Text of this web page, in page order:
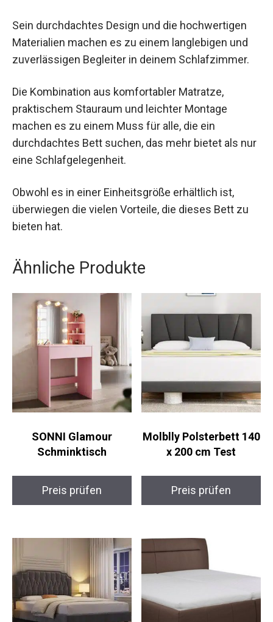
Sein durchdachtes Design und die hochwertigen
Materialien machen es zu einem langlebigen und
zuverlässigen Begleiter in deinem Schlafzimmer.
Die Kombination aus komfortabler Matratze,
praktischem Stauraum und leichter Montage
machen es zu einem Muss für alle, die ein
durchdachtes Bett suchen, das mehr bietet als nur
eine Schlafgelegenheit.
Obwohl es in einer Einheitsgröße erhältlich ist,
überwiegen die vielen Vorteile, die dieses Bett zu
bieten hat.
Ähnliche Produkte
SONNI Glamour
Schminktisch
Preis prüfen
Molblly Polsterbett 140
x 200 cm Test
Preis prüfen